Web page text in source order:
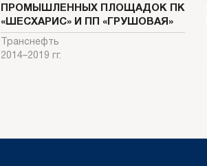
ПРОМЫШЛЕННЫХ ПЛОЩАДОК ПК
«ШЕСХАРИС» И ПП «ГРУШОВАЯ»
Транснефть
2014–2019 гг.